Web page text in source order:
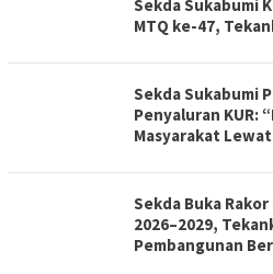
Sekda Sukabumi
MTQ ke-47,
Sekda Sukabumi
Penyaluran KUR:
Masyarakat Lewat
Sekda Buka Rakor
2026–2029,
Pembangunan